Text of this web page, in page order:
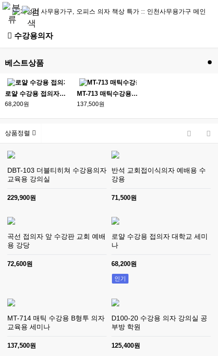
수강용의자
베스트상품
로얄 수강용 접의자 대학교 세미나
68,200원
MT-713 매틱수강용 A형투 의자 강의실 세미나실
137,500원
상품정렬
DBT-103 더블티히쳐 수강용의자
교육용 강의실
229,900원
반석 교회접이식의자 예배용 수
강용
71,500원
곡선 접의자 앞 수강판 교회 예배
용 강당
72,600원
로얄 수강용 접의자 대학교 세미
나
68,200원
인기
MT-714 매틱 수강용 B형투 의자
교육용 세미나
137,500원
D100-20 수강용 의자 강의실 공
부방 학원
125,400원